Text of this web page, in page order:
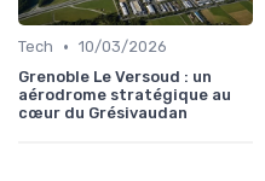
Tech • 10/03/2026
Grenoble Le Versoud : un
aérodrome stratégique au
cœur du Grésivaudan